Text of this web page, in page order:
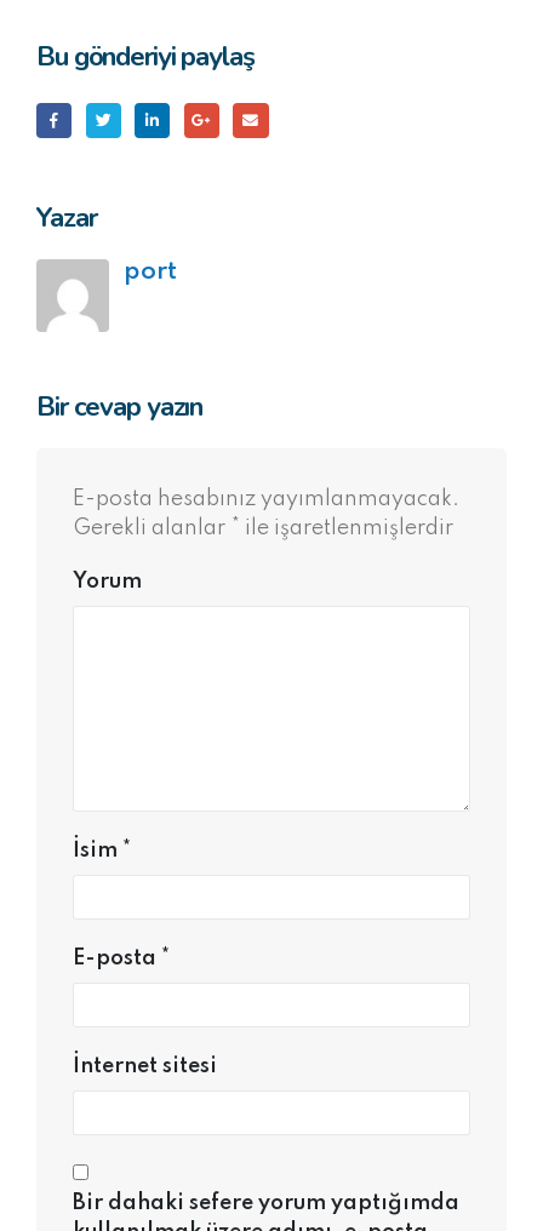
Bu gönderiyi paylaş
Yazar
port
Bir cevap yazın
E-posta hesabınız yayımlanmayacak.
Gerekli alanlar * ile işaretlenmişlerdir
Yorum
İsim *
E-posta *
İnternet sitesi
Bir dahaki sefere yorum yaptığımda